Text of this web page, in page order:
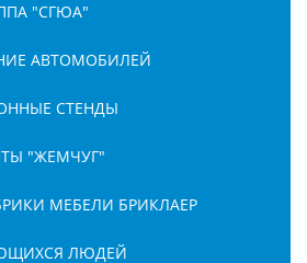
"СГЮА"
АВТОМОБИЛЕЙ
СТЕНДЫ
"ЖЕМЧУГ"
МЕБЕЛИ БРИКЛАЕР
ЛЮДЕЙ